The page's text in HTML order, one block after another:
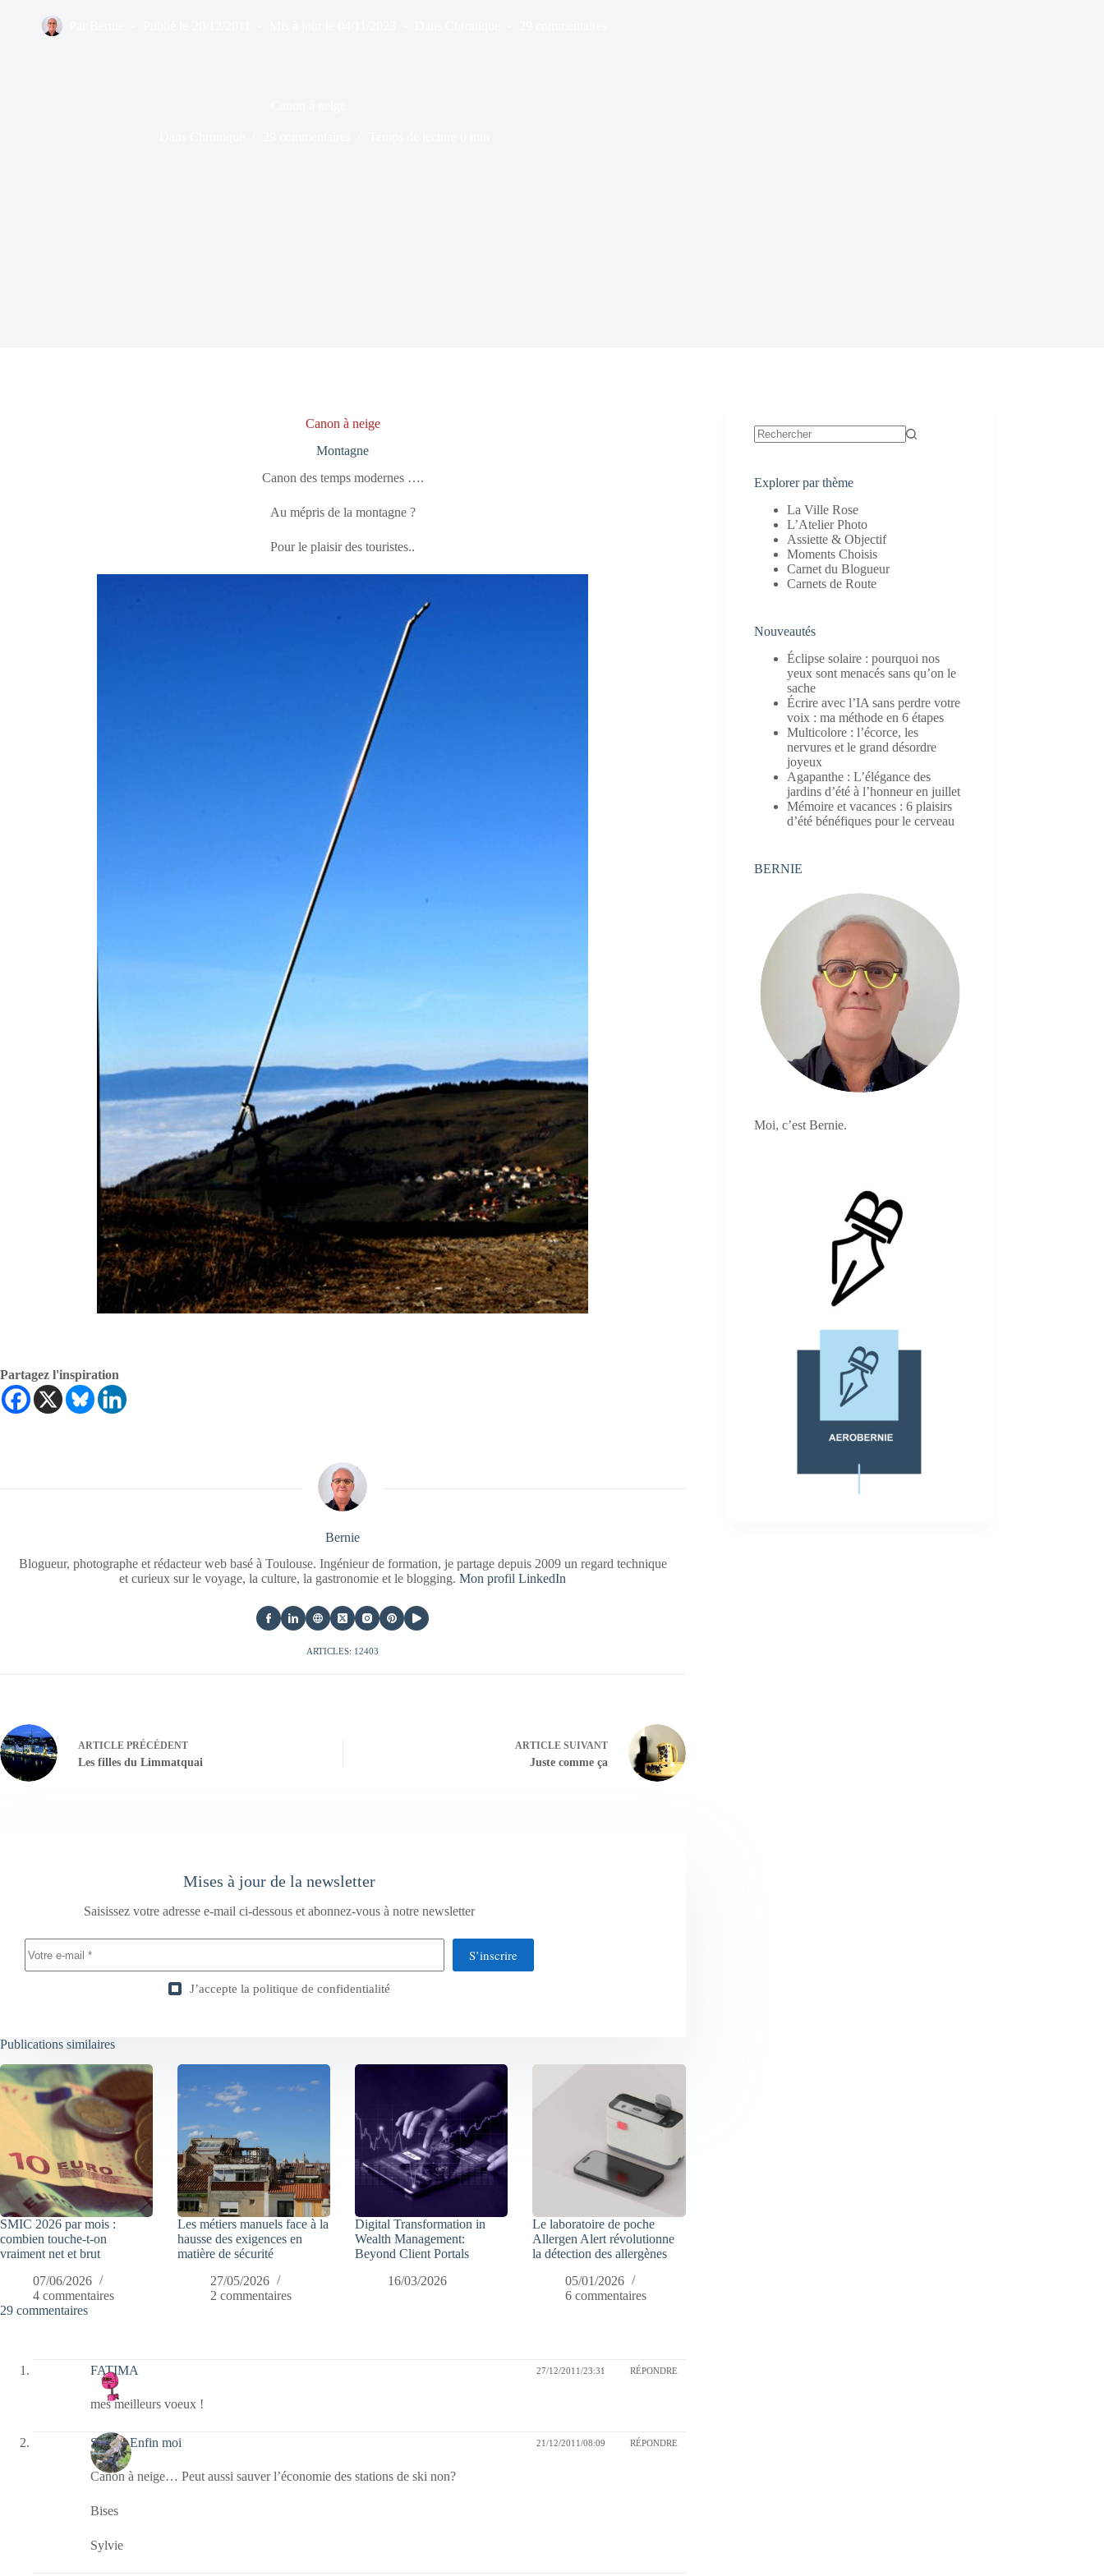
Canon à neige
Montagne
Canon des temps modernes ….
Au mépris de la montagne ?
Pour le plaisir des touristes..
Partagez l'inspiration
Bernie
Blogueur, photographe et rédacteur web basé à Toulouse. Ingénieur de formation, je partage depuis 2009 un regard technique
et curieux sur le voyage, la culture, la gastronomie et le blogging.Mon profil LinkedIn
ARTICLES: 12403
ARTICLE PRÉCÉDENT
Les filles du Limmatquai
ARTICLESUIVANT
Juste comme ça
Mises à jour de la newsletter
Saisissez votre adresse e-mail ci-dessous et abonnez-vous à notre newsletter
S’inscrire
J’accepte la politique de confidentialité
Publications similaires
SMIC 2026 par mois :
combien touche-t-on
vraiment net et brut
07/06/2026
4 commentaires
Les métiers manuels face à la
hausse des exigences en
matière de sécurité
27/05/2026
2 commentaires
Digital Transformation in
Wealth Management:
Beyond Client Portals
16/03/2026
Le laboratoire de poche
Allergen Alert révolutionne
la détection des allergènes
05/01/2026
6 commentaires
29 commentaires
FATIMA 27/12/2011/23:31 RÉPONDRE
mes meilleurs voeux !
Sylvie, Enfin moi 21/12/2011/08:09 RÉPONDRE
Canon à neige… Peut aussi sauver l’économie des stations de ski non?
Bises
Sylvie
Explorer par thème
La Ville Rose
L’Atelier Photo
Assiette & Objectif
Moments Choisis
Carnet du Blogueur
Carnets de Route
Nouveautés
Éclipse solaire : pourquoi nos
yeux sont menacés sans qu’on le
sache
Écrire avec l’IA sans perdre votre
voix : ma méthode en 6 étapes
Multicolore : l’écorce, les
nervures et le grand désordre
joyeux
Agapanthe : L’élégance des
jardins d’été à l’honneur en juillet
Mémoire et vacances : 6 plaisirs
d’été bénéfiques pour le cerveau
BERNIE
Moi, c’est Bernie.